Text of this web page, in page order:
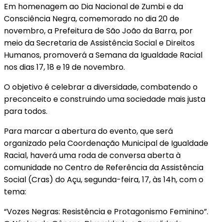
Em homenagem ao Dia Nacional de Zumbi e da
Consciência Negra, comemorado no dia 20 de
novembro, a Prefeitura de São João da Barra, por
meio da Secretaria de Assistência Social e Direitos
Humanos, promoverá a Semana da Igualdade Racial
nos dias 17, 18 e 19 de novembro.
O objetivo é celebrar a diversidade, combatendo o
preconceito e construindo uma sociedade mais justa
para todos.
Para marcar a abertura do evento, que será
organizado pela Coordenação Municipal de Igualdade
Racial, haverá uma roda de conversa aberta à
comunidade no Centro de Referência da Assistência
Social (Cras) do Açu, segunda-feira, 17, às 14h, com o
tema:
“Vozes Negras: Resistência e Protagonismo Feminino”.